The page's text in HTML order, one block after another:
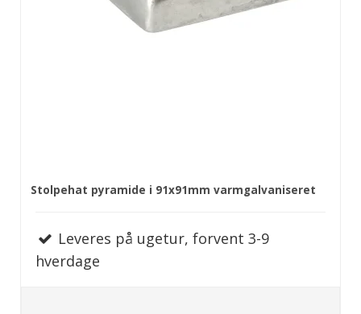
Stolpehat pyramide i 91x91mm varmgalvaniseret
Leveres på ugetur, forvent 3-9
hverdage